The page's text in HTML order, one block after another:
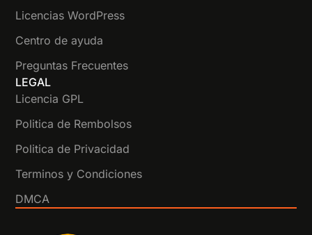
Licencias WordPress
Centro de ayuda
Preguntas Frecuentes
LEGAL
Licencia GPL
Politica de Rembolsos
Politica de Privacidad
Terminos y Condiciones
DMCA